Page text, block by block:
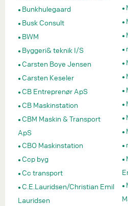
Bunkhulegaard
Busk Consult
BWM
Byggeri& teknik I/S
Carsten Boye Jensen
Carsten Keseler
CB Entreprenør ApS
CB Maskinstation
CBM Maskin & Transport
ApS
CBO Maskinstation
Ccp byg
Cc transport
C.E.Lauridsen/Christian Emil
Lauridsen